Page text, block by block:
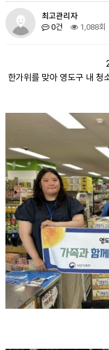
최고관리자
0건
1,088회
한가위를 맞아 영도구 내 청